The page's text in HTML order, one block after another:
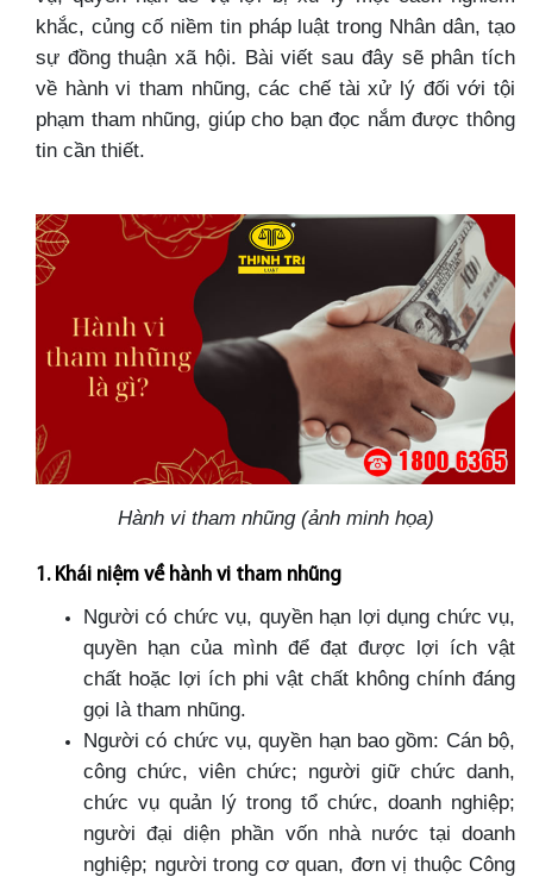
khắc, củng cố niềm tin pháp luật trong Nhân dân, tạo
sự đồng thuận xã hội. Bài viết sau đây sẽ phân tích
về hành vi tham nhũng, các chế tài xử lý đối với tội
phạm tham nhũng, giúp cho bạn đọc nắm được thông
tin cần thiết.
Hành vi tham nhũng (ảnh minh họa)
1. Khái niệm về hành vi tham nhũng
Người có chức vụ, quyền hạn lợi dụng chức vụ,
quyền hạn của mình để đạt được lợi ích vật
chất hoặc lợi ích phi vật chất không chính đáng
gọi là tham nhũng.
Người có chức vụ, quyền hạn bao gồm: Cán bộ,
công chức, viên chức; người giữ chức danh,
chức vụ quản lý trong tổ chức, doanh nghiệp;
người đại diện phần vốn nhà nước tại doanh
nghiệp; người trong cơ quan, đơn vị thuộc Công